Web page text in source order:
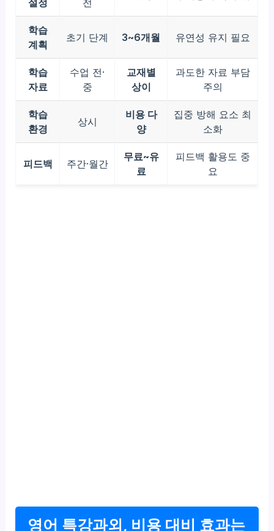
설정
전
학습
계획
초기 단계 3~6개월 유연성 유지 필요
학습
자료
수업 전·
중
교재별
상이
과도한 자료 부담
주의
학습
환경
상시
비용 다
양
집중 방해 요소 최
소화
피드백 주간·월간
무료~유
료
피드백 활용도 중
요
영어 특강과외, 비용 대비 효과는